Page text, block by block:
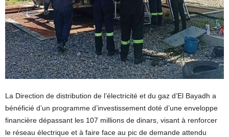
La Direction de distribution de l’électricité et du gaz d’El Bayadh a
bénéficié d’un programme d’investissement doté d’une enveloppe
financière dépassant les 107 millions de dinars, visant à renforcer
le réseau électrique et à faire face au pic de demande attendu